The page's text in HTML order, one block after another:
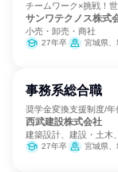
チームワーク×挑戦！
サンワテクノス株式
小売・卸売・商社
27年卒 宮城県、埼玉県、東京都、神奈川県、新潟県、富山県
事務系総合職
奨学金変換支援制度/
西武建設株式会社
建築設計、建設・土木
27年卒 宮城県、埼玉県、東京都、